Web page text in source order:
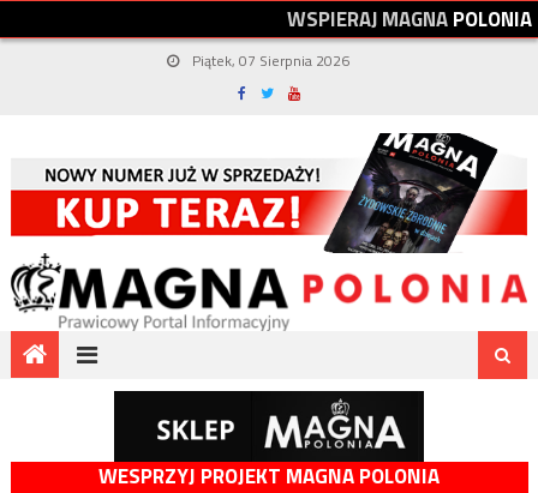
WSPIERAJMAGNAPOLONIA
Piątek, 07 Sierpnia 2026
WESPRZYJ PROJEKT MAGNA POLONIA